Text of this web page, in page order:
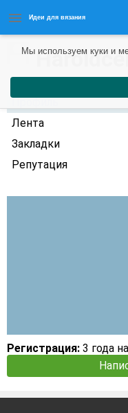
Идеи для вязания
Профиль
Лента
Закладки
Репутация
Регистрация: 3 года
Мы используем куки и